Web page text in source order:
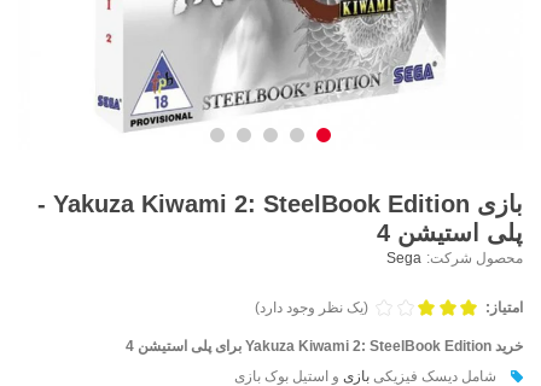
بازی Yakuza Kiwami 2: SteelBook Edition -
پلی استیشن 4
محصول شرکت: Sega
امتیاز: (یک نظر وجود دارد)
خرید Yakuza Kiwami 2: SteelBook Edition برای پلی استیشن 4
شامل دیسک فیزیکیبازی و استیل بوک بازی